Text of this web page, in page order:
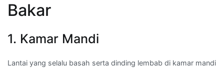
Bakar
1. Kamar Mandi
Lantai yang selalu basah serta dinding lembab di kamar mandi